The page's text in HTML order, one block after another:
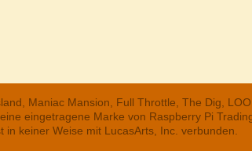
Maniac Mansion, Full Throttle, The Dig,
eine eingetragene Marke von Raspberry Pi
in keiner Weise mit LucasArts, Inc. verbunden.